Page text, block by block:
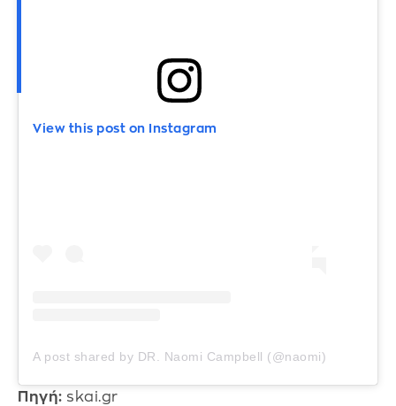
View this post on Instagram
A post shared by DR. Naomi Campbell (@naomi)
Πηγή: skai.gr